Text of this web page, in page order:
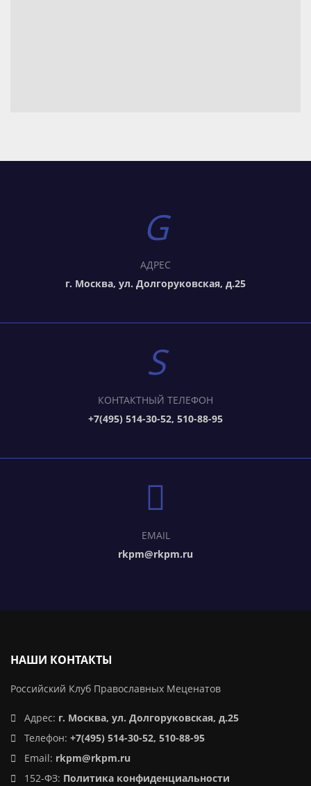
АДРЕС
г. Москва, ул. Долгоруковская, д.25
КОНТАКТНЫЙ ТЕЛЕФОН
+7(495) 514-30-52, 510-88-95
EMAIL
rkpm@rkpm.ru
НАШИ КОНТАКТЫ
Российский Клуб Православных Меценатов
Адрес: г. Москва, ул. Долгоруковская, д.25
Телефон: +7(495) 514-30-52, 510-88-95
Email: rkpm@rkpm.ru
152-ФЗ: Политика конфиденциальности